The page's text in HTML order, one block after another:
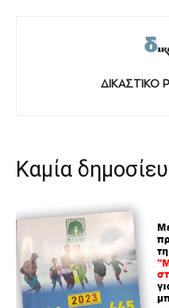
ΔΙΚΑΣΤΙΚΟ
Καμία